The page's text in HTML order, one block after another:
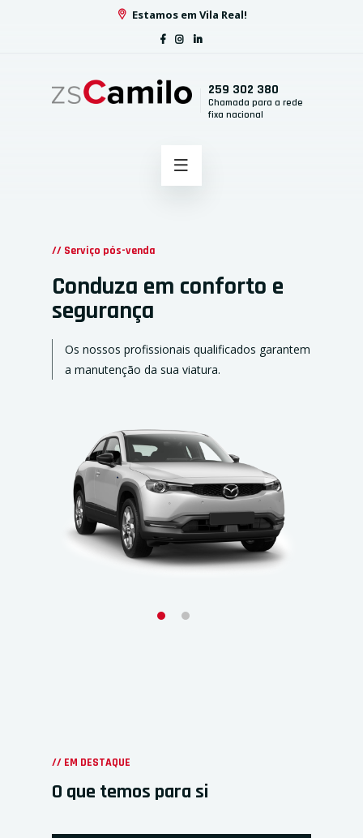
Estamos em Vila Real!
259 302 380
Chamada para a rede
fixa nacional
// Serviço pós-venda
Conduza em conforto e
segurança
Os nossos profissionais qualificados garantem
a manutenção da sua viatura.
// EM DESTAQUE
O que temos para si